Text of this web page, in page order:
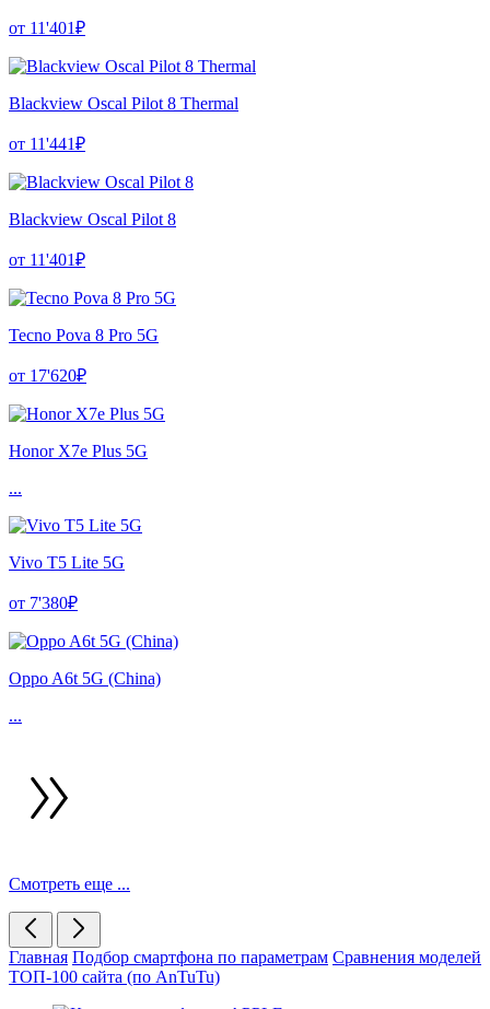
от 11'401₽
Blackview Oscal Pilot 8 Thermal
от 11'441₽
Blackview Oscal Pilot 8
от 11'401₽
Tecno Pova 8 Pro 5G
от 17'620₽
Honor X7e Plus 5G
...
Vivo T5 Lite 5G
от 7'380₽
Oppo A6t 5G (China)
...
Смотреть еще ...
Главная Подбор смартфона по параметрам Сравнения моделей
ТОП-100 сайта (по AnTuTu)